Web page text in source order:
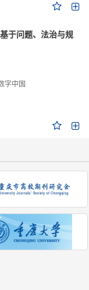
于问题、法治与规
字中国